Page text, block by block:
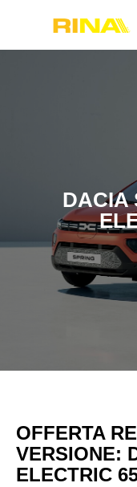
DACIA
OFFERTA
VERSIONE:
ELECTRIC